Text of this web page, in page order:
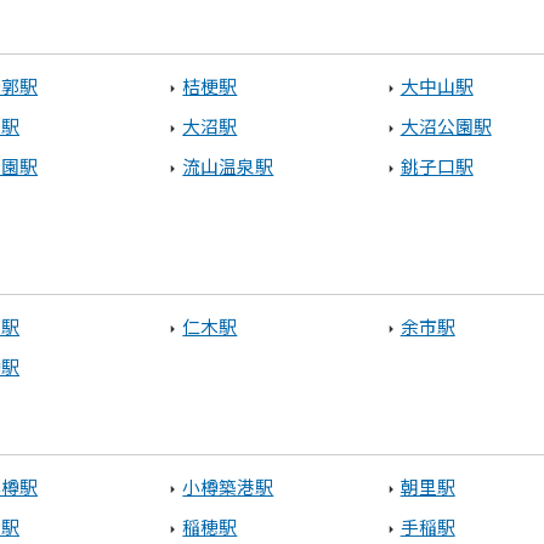
木古内町 八雲町
町
駅 桔梗駅
大中山駅
大沼駅
大沼公園駅
駅
流山温泉駅 銚子口駅
仁木駅
余市駅
駅 小樽築港駅
朝里駅
稲穂駅 手稲駅